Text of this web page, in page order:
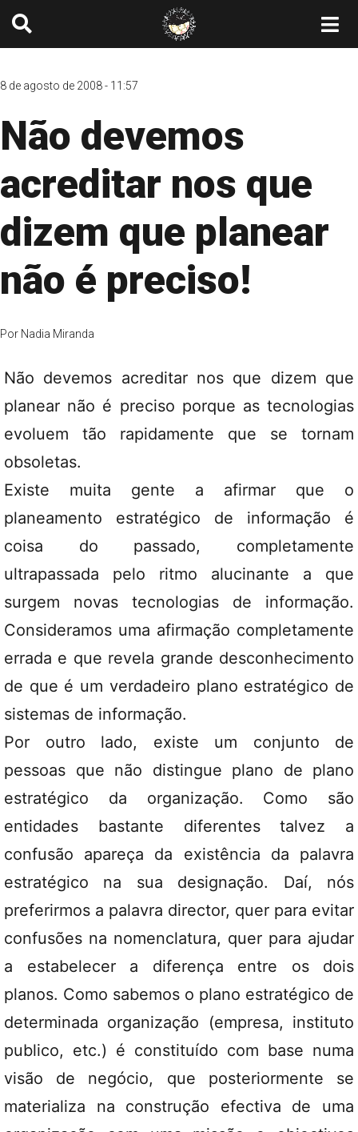
8 de agosto de 2008 - 11:57
Não devemos
acreditar nos que
dizem que planear
não é preciso!
Por Nadia Miranda
Não devemos acreditar nos que dizem que
planear não é preciso porque as tecnologias
evoluem tão rapidamente que se tornam
obsoletas.
Existe muita gente a afirmar que o
planeamento estratégico de informação é
coisa do passado, completamente
ultrapassada pelo ritmo alucinante a que
surgem novas tecnologias de informação.
Consideramos uma afirmação completamente
errada e que revela grande desconhecimento
de que é um verdadeiro plano estratégico de
sistemas de informação.
Por outro lado, existe um conjunto de
pessoas que não distingue plano de plano
estratégico da organização. Como são
entidades bastante diferentes talvez a
confusão apareça da existência da palavra
estratégico na sua designação. Daí, nós
preferirmos a palavra director, quer para evitar
confusões na nomenclatura, quer para ajudar
a estabelecer a diferença entre os dois
planos. Como sabemos o plano estratégico de
determinada organização (empresa, instituto
publico, etc.) é constituído com base numa
visão de negócio, que posteriormente se
materializa na construção efectiva de uma